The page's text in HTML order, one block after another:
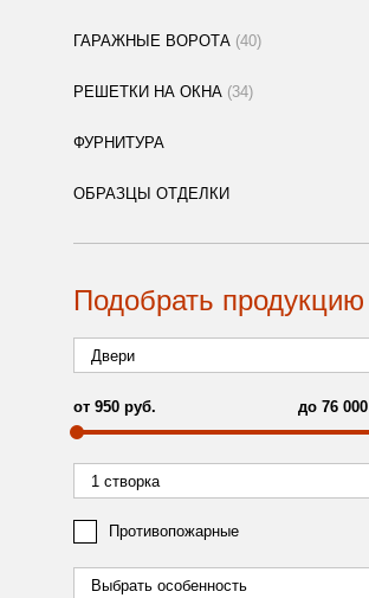
ГАРАЖНЫЕ ВОРОТА (40)
РЕШЕТКИ НА ОКНА (34)
ФУРНИТУРА
ОБРАЗЦЫ ОТДЕЛКИ
Подобрать продукцию
от 950 руб. до 76 000
Противопожарные